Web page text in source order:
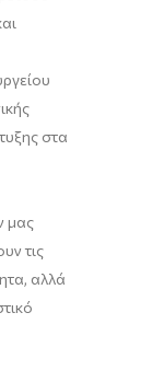
στα
μας
τις
αλλά